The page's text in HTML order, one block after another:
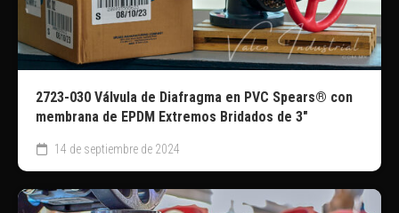
2723-030 Válvula de Diafragma en PVC Spears®️ con
membrana de EPDM Extremos Bridados de 3″
14 de septiembre de 2024